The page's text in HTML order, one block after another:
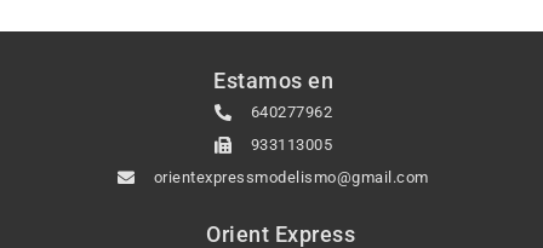
Estamos en
640277962
933113005
orientexpressmodelismo@gmail.com
Orient Express